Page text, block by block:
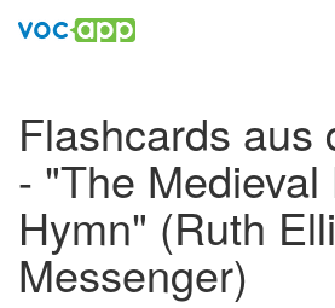
Flashcards aus
- "The Medieval
Hymn" (Ruth
Messenger)